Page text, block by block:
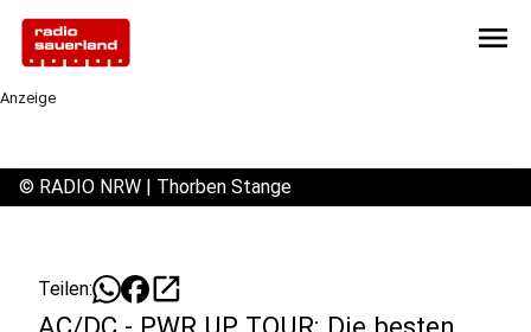
menu
Anzeige
© RADIO NRW | Thorben Stange
Teilen: open_in_new